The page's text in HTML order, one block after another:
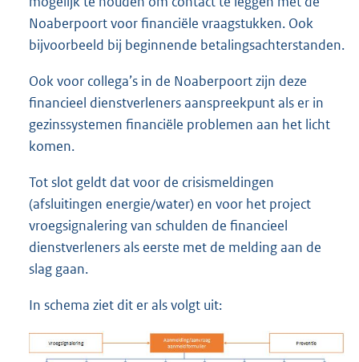
Noaberpoort voor financiële vraagstukken. Ook
bijvoorbeeld bij beginnende betalingsachterstanden.
Ook voor collega’s in de Noaberpoort zijn deze
financieel dienstverleners aanspreekpunt als er in
gezinssystemen financiële problemen aan het licht
komen.
Tot slot geldt dat voor de crisismeldingen
(afsluitingen energie/water) en voor het project
vroegsignalering van schulden de financieel
dienstverleners als eerste met de melding aan de
slag gaan.
In schema ziet dit er als volgt uit: